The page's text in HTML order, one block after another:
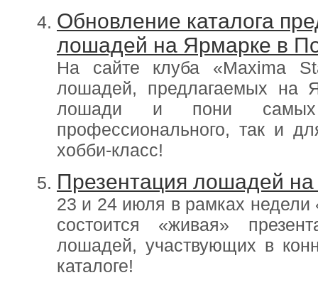
Обновление каталога
лошадей на Ярмарке в
На сайте клуба «Maxima
лошадей, предлагаемых на
лошади и пони
профессионального, так и
хобби-класс!
Презентация лошадей
23 и 24 июля в рамках
состоится «живая»
лошадей, участвующих в
каталоге!